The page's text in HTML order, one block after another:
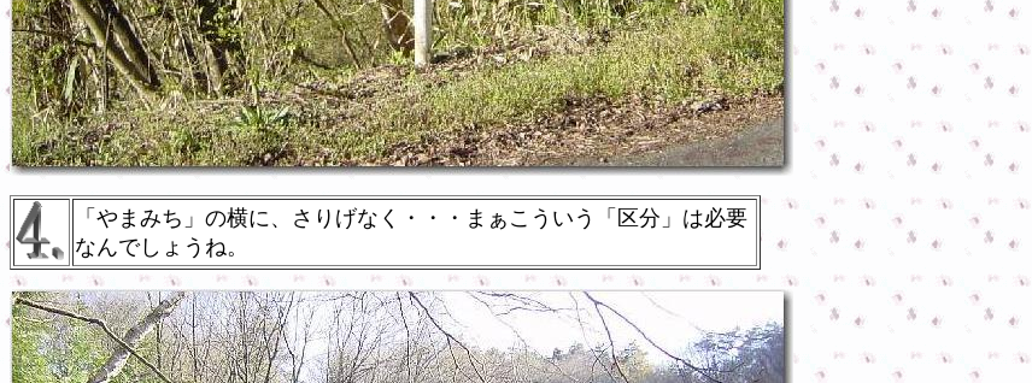
「やまみち」の横に、さりげなく・・・まぁこういう「区分」は必要
なんでしょうね。